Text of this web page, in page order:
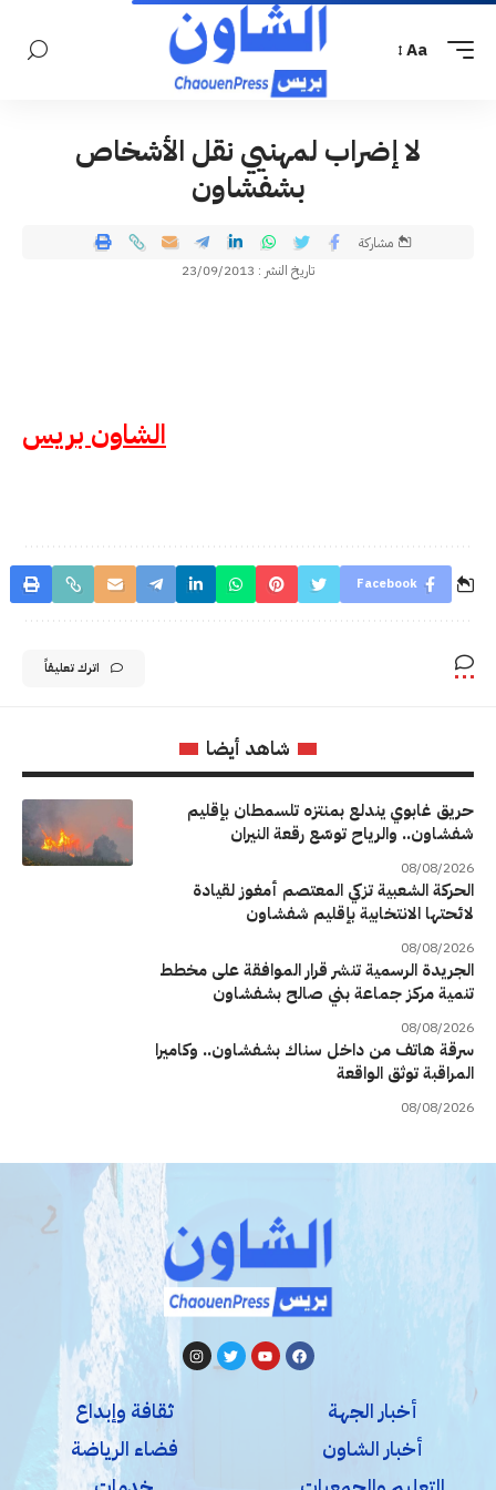
Aa
لا إضراب لمهنيي نقل الأشخاص
بشفشاون
تاريخ النشر : 23/09/2013
مشاركة
الشاون بريس
Facebook
اترك تعليقاً
شاهد أيضا
حريق غابوي يندلع بمنتزه تلسمطان بإقليم
شفشاون.. والرياح توسّع رقعة النيران
08/08/2026
الحركة الشعبية تزكي المعتصم أمغوز لقيادة
لائحتها الانتخابية بإقليم شفشاون
08/08/2026
الجريدة الرسمية تنشر قرار الموافقة على مخطط
تنمية مركز جماعة بني صالح بشفشاون
08/08/2026
سرقة هاتف من داخل سناك بشفشاون.. وكاميرا
المراقبة توثق الواقعة
08/08/2026
أخبار الجهة
أخبار الشاون
ثقافة وإبداع
فضاء الرياضة